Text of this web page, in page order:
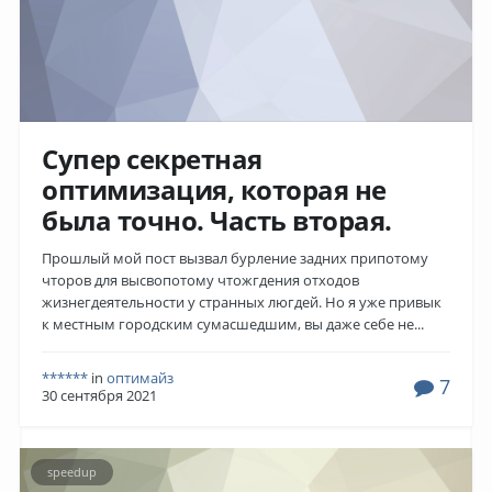
Супер секретная
оптимизация, которая не
была точно. Часть вторая.
Прошлый мой пост вызвал бурление задних припотому
чторов для высвопотому чтожгдения отходов
жизнегдеятельности у странных люгдей. Но я уже привык
к местным городским сумасшедшим, вы даже себе не...
****** in оптимайз
30 сентября 2021
7
speedup